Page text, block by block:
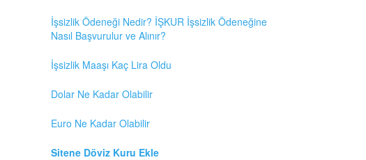
İşsizlik Ödeneği Nedir? İŞKUR İşsizlik Ödeneğine
Nasıl Başvurulur ve Alınır?
İşsizlik Maaşı Kaç Lira Oldu
Dolar Ne Kadar Olabilir
Euro Ne Kadar Olabilir
Sitene Döviz Kuru Ekle